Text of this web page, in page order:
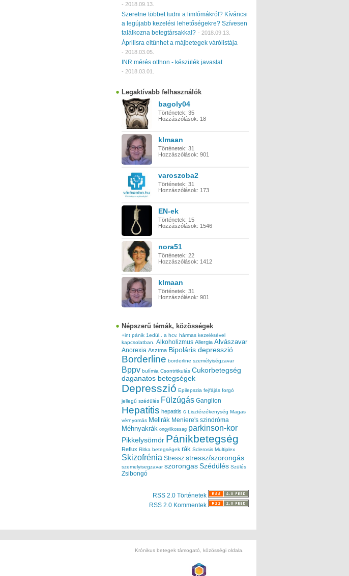
- 2018.09.13.
Szeretne többet tudni a limfómákról? Kíváncsi
a legújabb kezelési lehetőségekre? Szívesen
találkozna betegtársakkal? - 2018.09.13.
Áprilisra eltűnhet a májbetegek várólistája
- 2018.03.05.
INR mérés otthon - készülék javaslat
- 2018.03.01.
Legaktívabb felhasználók
bagoly04
Történetek: 35
Hozzászólások: 18
klmaan
Történetek: 31
Hozzászólások: 901
varoszoba2
Történetek: 31
Hozzászólások: 173
EN-ek
Történetek: 15
Hozzászólások: 1546
nora51
Történetek: 22
Hozzászólások: 1412
klmaan
Történetek: 31
Hozzászólások: 901
Népszerű témák, közösségek
+int pánik 1edül..
a hcv. hármas kezelésével
kapcsolatban.
Alkoholizmus Allergia Alvászavar
Anorexia Asztma Bipoláris depresszió
Borderline borderline személyiségzavar
Bppv bulímia Csontritkulás Cukorbetegség
daganatos betegségek
Depresszió Epilepszia fejfájás forgó
jellegű szédülés Fülzúgás Ganglion
Hepatitis hepatitis c Lisztérzékenység Magas
vérnyomás Mellrák Meniere's szindróma
Méhnyakrák ongyilkossag parkinson-kor
Pikkelysömör Pánikbetegség
Reflux Ritka betegségek rák Sclerosis Multiplex
Skizofrénia Stressz stressz/szorongás
szemelyisegzavar szorongas Szédülés Szülés
Zsibongó
RSS 2.0 Történetek
RSS 2.0 Kommentek
Krónikus betegek támogató, közösségi oldala.